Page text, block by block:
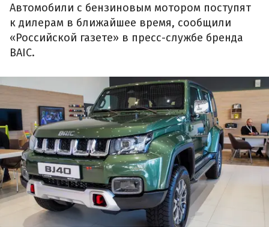
Автомобили с бензиновым мотором поступят
к дилерам в ближайшее время, сообщили
«Российской газете» в пресс-службе бренда
BAIC.